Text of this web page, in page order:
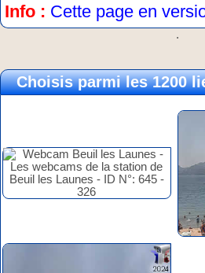
Info : Cette page en
.
Choisis parmi les 1200